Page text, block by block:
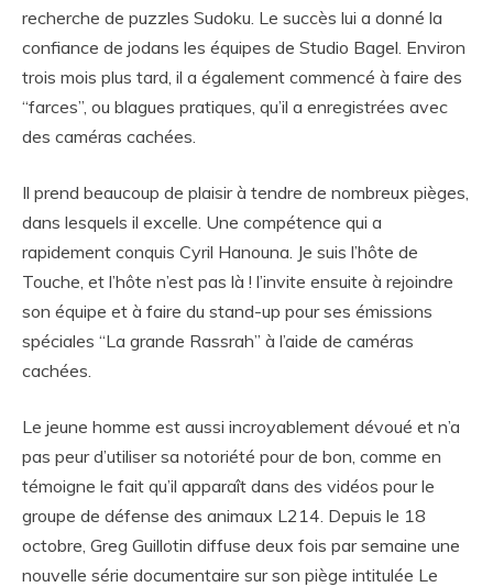
recherche de puzzles Sudoku. Le succès lui a donné la
confiance de jodans les équipes de Studio Bagel. Environ
trois mois plus tard, il a également commencé à faire des
“farces”, ou blagues pratiques, qu’il a enregistrées avec
des caméras cachées.
Il prend beaucoup de plaisir à tendre de nombreux pièges,
dans lesquels il excelle. Une compétence qui a
rapidement conquis Cyril Hanouna. Je suis l’hôte de
Touche, et l’hôte n’est pas là ! l’invite ensuite à rejoindre
son équipe et à faire du stand-up pour ses émissions
spéciales “La grande Rassrah” à l’aide de caméras
cachées.
Le jeune homme est aussi incroyablement dévoué et n’a
pas peur d’utiliser sa notoriété pour de bon, comme en
témoigne le fait qu’il apparaît dans des vidéos pour le
groupe de défense des animaux L214. Depuis le 18
octobre, Greg Guillotin diffuse deux fois par semaine une
nouvelle série documentaire sur son piège intitulée Le